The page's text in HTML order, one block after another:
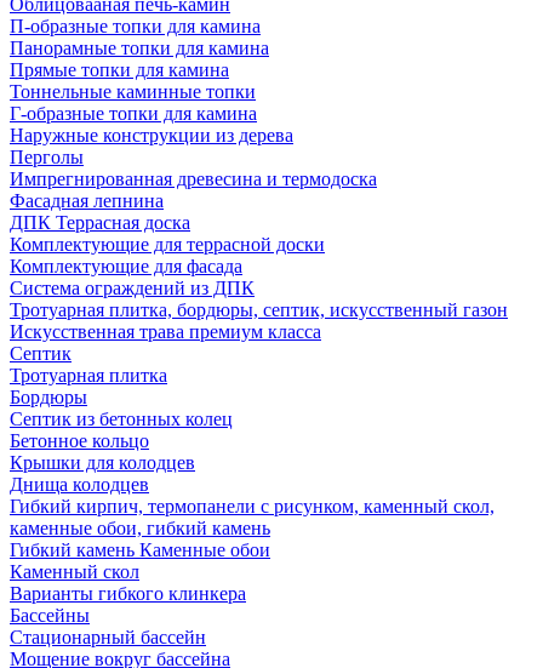
П-образные топки для камина
Панорамные топки для камина
Прямые топки для камина
Тоннельные каминные топки
Г-образные топки для камина
Наружные конструкции из дерева
Перголы
Импрегнированная древесина и термодоска
Фасадная лепнина
ДПК Террасная доска
Комплектующие для террасной доски
Комплектующие для фасада
Система ограждений из ДПК
Тротуарная плитка, бордюры, септик, искусственный газон
Искусственная трава премиум класса
Септик
Тротуарная плитка
Бордюры
Септик из бетонных колец
Бетонное кольцо
Крышки для колодцев
Днища колодцев
Гибкий кирпич, термопанели с рисунком, каменный скол,
каменные обои, гибкий камень
Гибкий камень Каменные обои
Каменный скол
Варианты гибкого клинкера
Бассейны
Стационарный бассейн
Мощение вокруг бассейна